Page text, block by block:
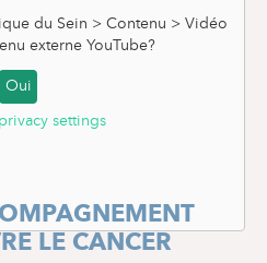
du Sein > Contenu > Vidéo
externe YouTube?
Oui
settings
LE CANCER